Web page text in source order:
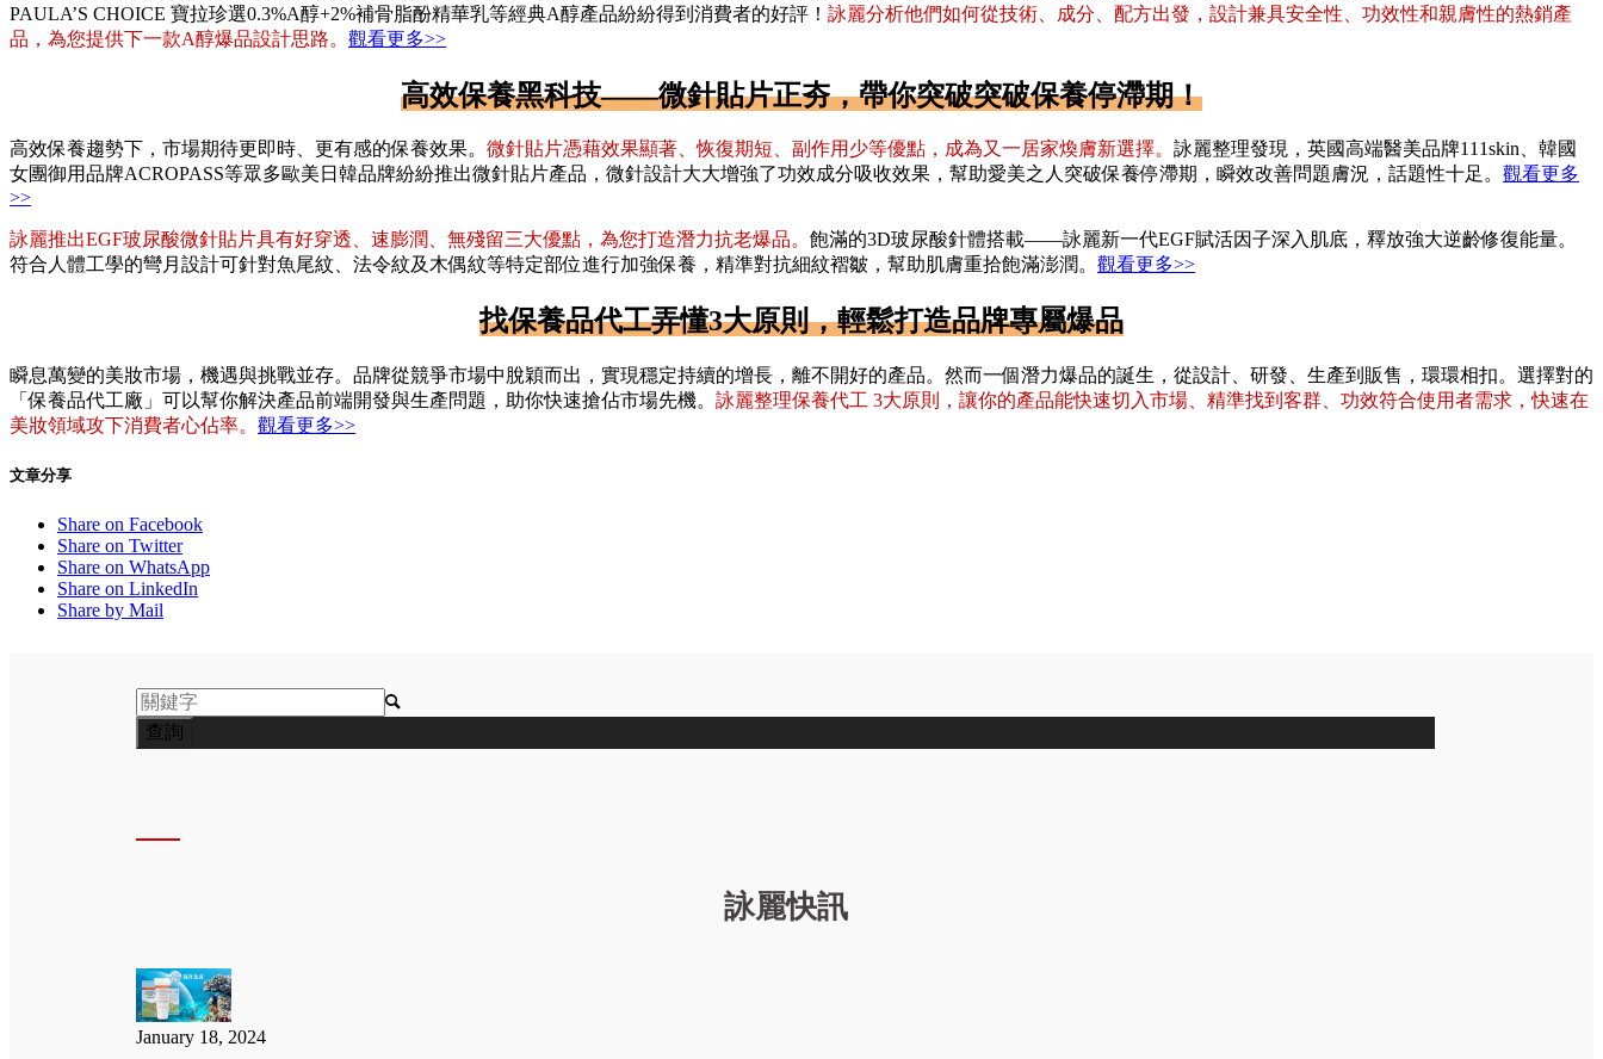
PAULA’S CHOICE 寶拉珍選0.3%A醇+2%補骨脂酚精華乳等經典A醇產品紛紛得到消費者的好評！ 詠麗分析他們如何從技術、成分、配方出發，設計兼具安全性、功效性和親膚性的熱銷產
品，為您提供下一款A醇爆品設計思路。 觀看更多>>
高效保養黑科技——微針貼片正夯，帶你突破突破保養停滯期！
高效保養趨勢下，市場期待更即時、更有感的保養效果。 微針貼片憑藉效果顯著、恢復期短、副作用少等優點，成為又一居家煥膚新選擇。 詠麗整理發現，英國高端醫美品牌111skin、韓國
女團御用品牌ACROPASS等眾多歐美日韓品牌紛紛推出微針貼片產品，微針設計大大增強了功效成分吸收效果，幫助愛美之人突破保養停滯期，瞬效改善問題膚況，話題性十足。 觀看更多
>>
詠麗推出EGF玻尿酸微針貼片具有好穿透、速膨潤、無殘留三大優點，為您打造潛力抗老爆品。 飽滿的3D玻尿酸針體搭載——詠麗新一代EGF賦活因子深入肌底，釋放強大逆齡修復能量。
符合人體工學的彎月設計可針對魚尾紋、法令紋及木偶紋等特定部位進行加強保養，精準對抗細紋褶皺，幫助肌膚重拾飽滿澎潤。 觀看更多>>
找保養品代工弄懂3大原則，輕鬆打造品牌專屬爆品
瞬息萬變的美妝市場，機遇與挑戰並存。品牌從競爭市場中脫穎而出，實現穩定持續的增長，離不開好的產品。然而一個潛力爆品的誕生，從設計、研發、生產到販售，環環相扣。選擇對的
「保養品代工廠」可以幫你解決產品前端開發與生產問題，助你快速搶佔市場先機。 詠麗整理保養代工 3大原則，讓你的產品能快速切入市場、精準找到客群、功效符合使用者需求，快速在
美妝領域攻下消費者心佔率。 觀看更多>>
文章分享
Share on Facebook
Share on Twitter
Share on WhatsApp
Share on LinkedIn
Share by Mail

詠麗快訊
January 18, 2024